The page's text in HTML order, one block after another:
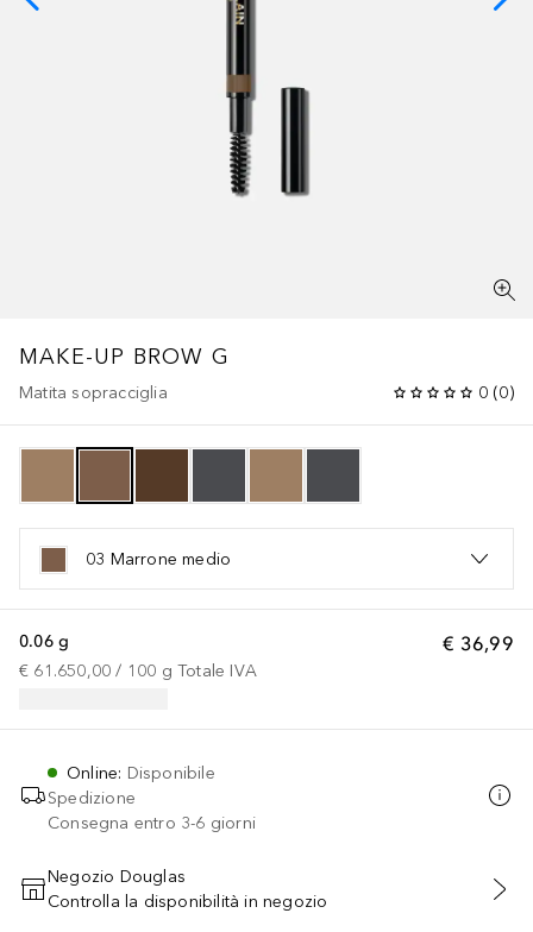
MAKE-UP BROW G
Matita sopracciglia 0 (0)
03 Marrone medio
€ 36,99
0.06 g
€ 61.650,00 / 100 g Totale IVA
Online: Disponibile
Spedizione
Consegna entro 3-6 giorni
AGGIUNGI AL CARRELLO
Negozio Douglas
Controlla la disponibilità in negozio